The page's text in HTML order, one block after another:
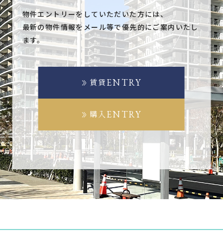
物件エントリーをしていただいた方には、
最新の物件情報をメール等で優先的にご案内いたし
ます。
賃貸 ENTRY
購入 ENTRY